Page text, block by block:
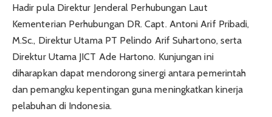
Hadir pula Direktur Jenderal Perhubungan Laut
Kementerian Perhubungan DR. Capt. Antoni Arif Pribadi,
M.Sc., Direktur Utama PT Pelindo Arif Suhartono, serta
Direktur Utama JICT Ade Hartono. Kunjungan ini
diharapkan dapat mendorong sinergi antara pemerintah
dan pemangku kepentingan guna meningkatkan kinerja
pelabuhan di Indonesia.